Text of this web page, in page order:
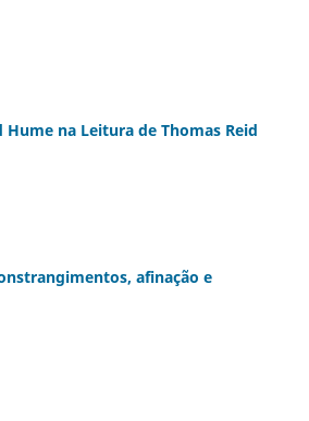
Hume na Leitura de Thomas Reid
afinação e